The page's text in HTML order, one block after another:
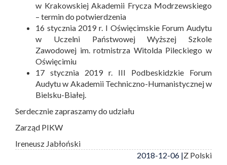
w Krakowskiej Akademii Frycza Modrzewskiego
– termin do potwierdzenia
16 stycznia 2019 r. I Oświęcimskie Forum Audytu
w Uczelni Państwowej Wyższej Szkole
Zawodowej im. rotmistrza Witolda Pileckiego w
Oświęcimiu
17 stycznia 2019 r. III Podbeskidzkie Forum
Audytu w Akademii Techniczno-Humanistycznej w
Bielsku-Białej.
Serdecznie zapraszamy do udziału
Zarząd PIKW
Ireneusz Jabłoński
2018-12-06 |Z Polski